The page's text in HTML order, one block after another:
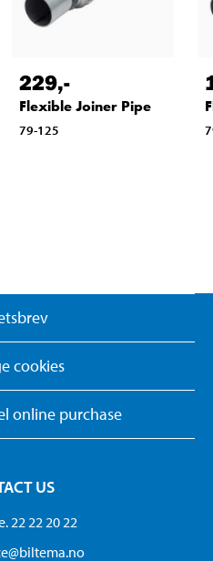
229,-
Flexible Joiner Pipe
79-125
cookies
online purchase
US
22 22 20 22